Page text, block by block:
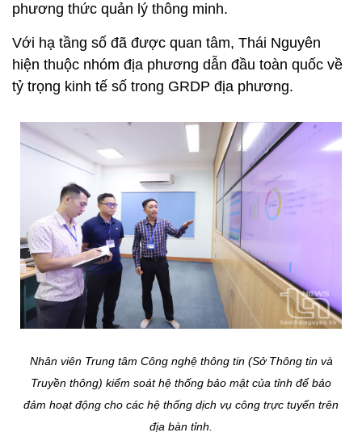
phương thức quản lý thông minh.
Với hạ tầng số đã được quan tâm, Thái Nguyên
hiện thuộc nhóm địa phương dẫn đầu toàn quốc về
tỷ trọng kinh tế số trong GRDP địa phương.
Nhân viên Trung tâm Công nghệ thông tin (Sở Thông tin và
Truyền thông) kiểm soát hệ thống bảo mật của tỉnh để bảo
đảm hoạt động cho các hệ thống dịch vụ công trực tuyến trên
địa bàn tỉnh.